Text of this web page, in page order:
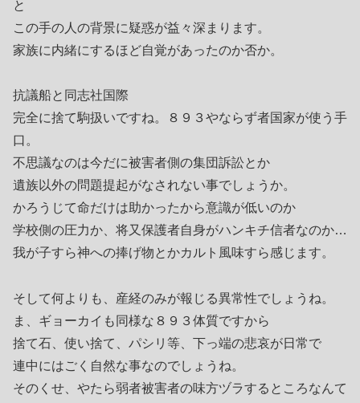
と
この手の人の背景に疑惑が益々深まります。
家族に内緒にするほど自覚があったのか否か。
抗議船と同志社国際
完全に捨て駒扱いですね。８９３やならず者国家が使う手
口。
不思議なのは今だに被害者側の集団訴訟とか
遺族以外の問題提起がなされない事でしょうか。
かろうじて命だけは助かったから意識が低いのか
学校側の圧力か、将又保護者自身がハンキチ信者なのか…
我が子すら神への捧げ物とかカルト風味すら感じます。
そして何よりも、産経のみが報じる異常性でしょうね。
ま、ギョーカイも同様な８９３体質ですから
捨て石、使い捨て、パシリ等、下っ端の悲哀が日常で
連中にはごく自然な事なのでしょうね。
そのくせ、やたら弱者被害者の味方ヅラするところなんて